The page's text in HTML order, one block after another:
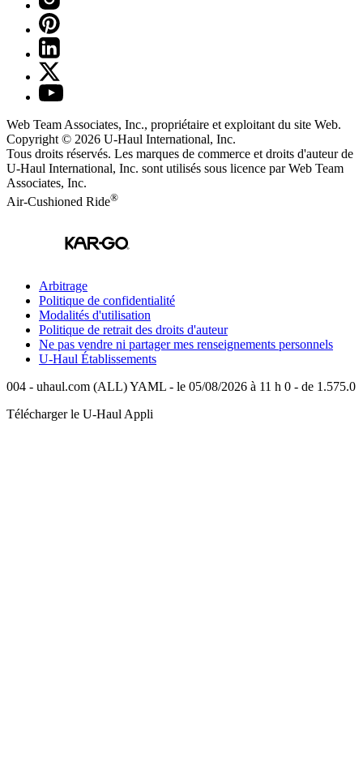
Web Team Associates, Inc., propriétaire et exploitant du site Web.
Copyright © 2026 U-Haul International, Inc.
Tous droits réservés. Les marques de commerce et droits d'auteur de
U-Haul International, Inc. sont utilisés sous licence par Web Team
Associates, Inc.
Air-Cushioned Ride®
Arbitrage
Politique de confidentialité
Modalités d'utilisation
Politique de retrait des droits d'auteur
Ne pas vendre ni partager mes renseignements personnels
U-Haul Établissements
004 - uhaul.com (ALL) YAML - le 05/08/2026 à 11 h 0 - de 1.575.0
Télécharger le U-Haul Appli